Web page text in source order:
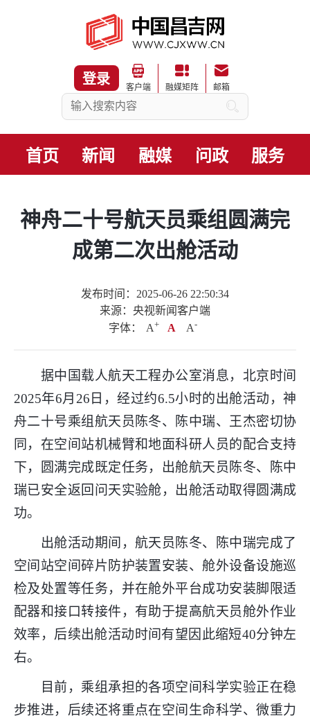
登录
客户端 融媒矩阵 邮箱
首页 新闻 融媒 问政 服务
神舟二十号航天员乘组圆满完
成第二次出舱活动
发布时间：2025-06-26 22:50:34
来源：央视新闻客户端
字体：
A+ A A-
据中国载人航天工程办公室消息，北京时间
2025年6月26日，经过约6.5小时的出舱活动，神
舟二十号乘组航天员陈冬、陈中瑞、王杰密切协
同，在空间站机械臂和地面科研人员的配合支持
下，圆满完成既定任务，出舱航天员陈冬、陈中
瑞已安全返回问天实验舱，出舱活动取得圆满成
功。
出舱活动期间，航天员陈冬、陈中瑞完成了
空间站空间碎片防护装置安装、舱外设备设施巡
检及处置等任务，并在舱外平台成功安装脚限适
配器和接口转接件，有助于提高航天员舱外作业
效率，后续出舱活动时间有望因此缩短40分钟左
右。
目前，乘组承担的各项空间科学实验正在稳
步推进，后续还将重点在空间生命科学、微重力